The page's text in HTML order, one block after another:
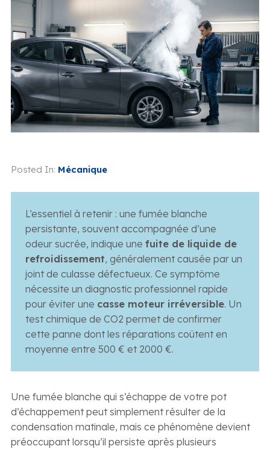
Posted In: Mécanique
L’essentiel à retenir : une fumée blanche
persistante, souvent accompagnée d’une
odeur sucrée, indique une fuite de liquide de
refroidissement, généralement causée par un
joint de culasse défectueux. Ce symptôme
nécessite un diagnostic professionnel rapide
pour éviter une casse moteur irréversible. Un
test chimique de CO2 permet de confirmer
cette panne dont les réparations coûtent en
moyenne entre 500 € et 2000 €.
Une fumée blanche qui s’échappe de votre pot
d’échappement peut simplement résulter de la
condensation matinale, mais ce phénomène devient
préoccupant lorsqu’il persiste après plusieurs